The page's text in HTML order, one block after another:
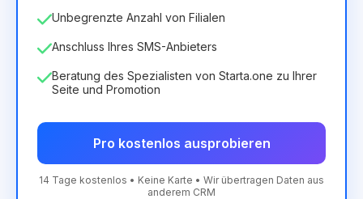
Unbegrenzte Anzahl von Filialen
Anschluss Ihres SMS-Anbieters
Beratung des Spezialisten von Starta.one zu Ihrer
Seite und Promotion
Pro kostenlos ausprobieren
14 Tage kostenlos • Keine Karte • Wir übertragen Daten aus
anderem CRM